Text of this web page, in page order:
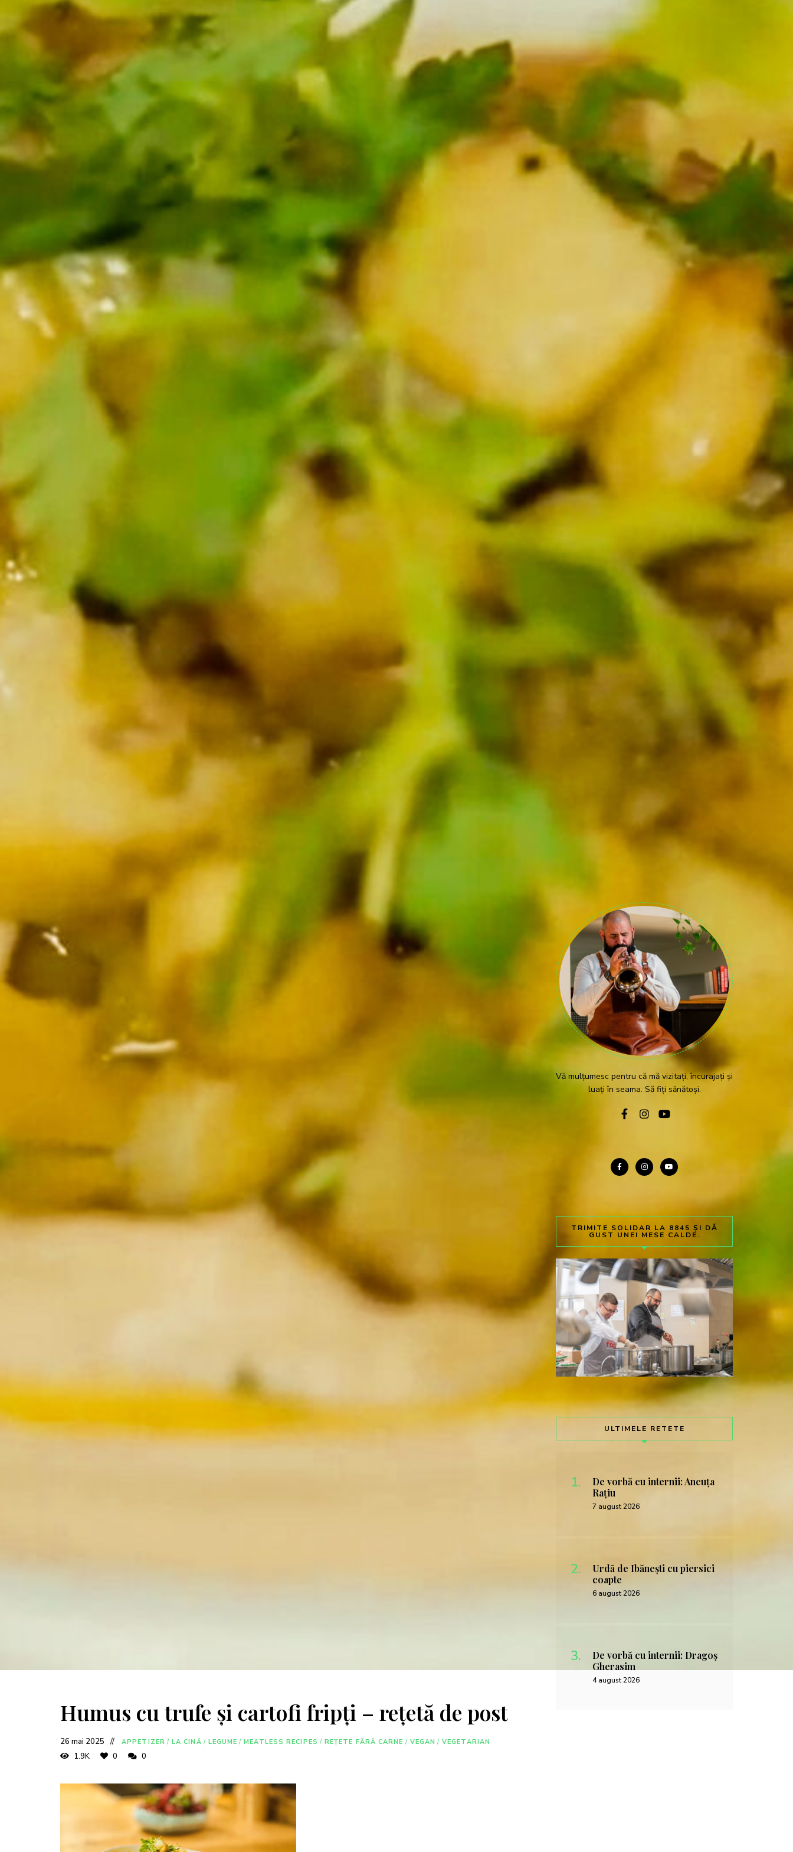
Humus cu trufe și cartofi fripți – rețetă de post
26 mai 2025 APPETIZER / LA CINĂ / LEGUME / MEATLESS RECIPES / REȚETE FĂRĂ CARNE / VEGAN / VEGETARIAN
1.9K 0 0
Vă mulțumesc pentru că mă vizitați, încurajați și
luați în seama. Să fiți sănătoși.
TRIMITE SOLIDAR LA 8845 ȘI DĂ
GUST UNEI MESE CALDE.
ULTIMELE RETETE
De vorbă cu internii: Ancuța
Rațiu
7 august 2026
Urdă de Ibănești cu piersici
coapte
6 august 2026
De vorbă cu internii: Dragoș
Gherasim
4 august 2026